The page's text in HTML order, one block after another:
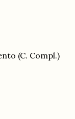
(C. Compl.)